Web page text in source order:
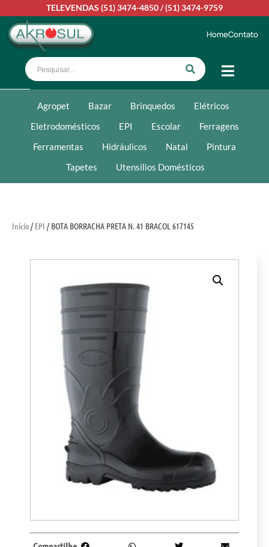
TELEVENDAS (51) 3474-4850/(51) 3474-9759
HomeContato
Agropet Bazar Brinquedos
Elétricos
Eletrodomésticos
EPI Escolar
Ferragens
Ferramentas
Hidráulicos Natal
Pintura
Tapetes
Utensílios Domésticos
Início/ EPI / BOTA BORRACHA PRETA N. 41 BRACOL 617145